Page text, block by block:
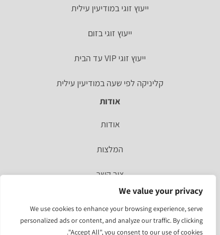
We value your privacy
We use cookies to enhance your browsing experience, serve
personalized ads or content, and analyze our traffic. By clicking
"Accept All", you consent to our use of cookies.
ייעוץ זוגי במודיעין עילית
ייעוץ זוגי בזום
ייעוץ זוגי VIP עד הבית
קליניקה לפי שעה במודיעין עילית
אודות
אודות
המלצות
צור קשר
מהעיתונות